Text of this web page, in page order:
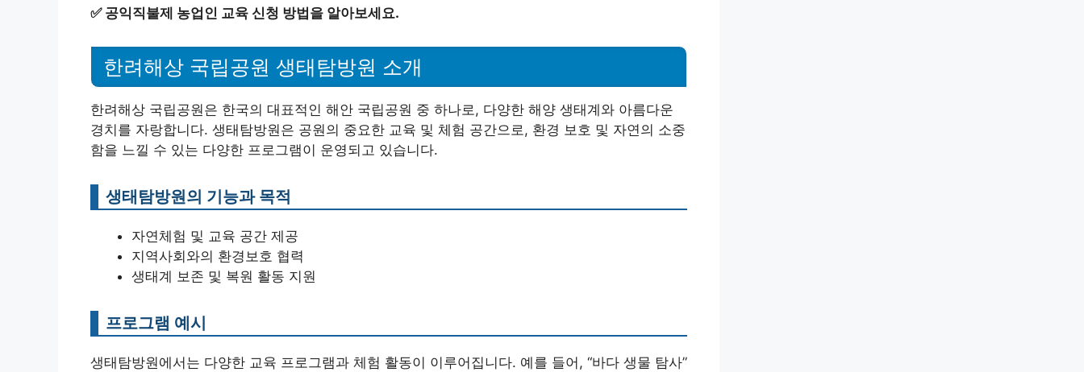
✅ 공익직불제 농업인 교육 신청 방법을 알아보세요.
한려해상 국립공원 생태탐방원 소개
한려해상 국립공원은 한국의 대표적인 해안 국립공원 중 하나로, 다양한 해양 생태계와 아름다운
경치를 자랑합니다. 생태탐방원은 공원의 중요한 교육 및 체험 공간으로, 환경 보호 및 자연의 소중
함을 느낄 수 있는 다양한 프로그램이 운영되고 있습니다.
생태탐방원의 기능과 목적
자연체험 및 교육 공간 제공
지역사회와의 환경보호 협력
생태계 보존 및 복원 활동 지원
프로그램 예시
생태탐방원에서는 다양한 교육 프로그램과 체험 활동이 이루어집니다. 예를 들어, “바다 생물 탐사”